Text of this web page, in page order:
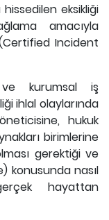
hissedilen eksikliği
amacıyla
Incident
ve kurumsal iş
ihlal olaylarında
hukuk
birimlerine
gerektiği ve
konusunda nasıl
hayattan